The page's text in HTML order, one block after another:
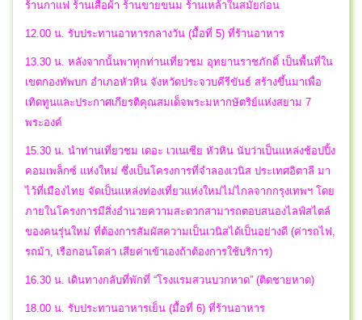
ร้านกาแฟ ร้านเสื้อผ้า ร้านขายขนม ร้านเหล้าในสมัยก่อน
12.00 น. รับประทานอาหารกลางวัน (มื้อที่ 5) ที่ร้านอาหาร
13.30 น. หลังจากนั้นพาทุกท่านเที่ยวชม อุทยานราชภักดิ์ เป็นพื้นที่ใน
เขตกองทัพบก อำเภอหัวหิน จังหวัดประจวบคีรีขันธ์ สร้างขึ้นมาเพื่อ
เทิดทูนและประกาศเกียรติคุณสมเด็จพระมหากษัตริย์แห่งสยาม 7
พระองค์
15.30 น. นำท่านเที่ยวชม เดอะ เวเนเซีย หัวหิน นับว่าเป็นแหล่งช้อปปิ้ง
คอมเพล็กซ์ แห่งใหม่ ซึ่งเป็นโครงการที่จำลองเวนิส ประเทศอิตาลี มา
ไว้ที่เมืองไทย จัดเป็นแหล่งท่องเที่ยวแห่งใหม่ไม่ไกลจากกรุงเทพฯ โดย
ภายในโครงการมีสิ่งอำนวยความสะดวกสามารถตอบสนองไลฟ์สไตล์
ของคนรุ่นใหม่ ที่ต้องการสัมผัสความเป็นเวนิสได้เป็นอย่างดี (ค่ารถไฟ,
รถม้า, เรือกอนโดล่า เสียค่าเข้าเองถ้าต้องการใช้บริการ)
16.30 น. เดินทางกลับที่พักที่ “โรงแรมสวนบวกหาด” (ติดชายหาด)
18.00 น. รับประทานอาหารเย็น (มื้อที่ 6) ที่ร้านอาหาร